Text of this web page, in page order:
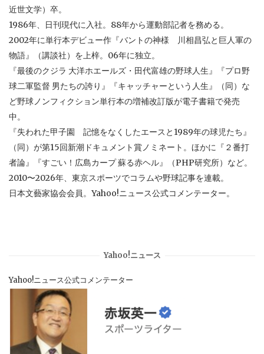
近世文学）卒。
1986年、日刊現代に入社。88年から運動部記者を務める。
2002年に単行本デビュー作『バントの神様 川相昌弘と巨人軍の
物語』（講談社）を上梓。06年に独立。
『最後のクジラ 大洋ホエールズ・田代富雄の野球人生』『プロ野
球二軍監督 男たちの誇り』『キャッチャーという人生』（同）な
ど野球ノンフィクション単行本の増補改訂版が電子書籍で発売
中。
『失われた甲子園 記憶をなくしたエースと1989年の球児たち』
（同）が第15回新潮ドキュメント賞ノミネート。ほかに『２番打
者論』『すごい！広島カープ 蘇る赤ヘル』（PHP研究所）など。
2010〜2026年、東京スポーツでコラムや野球記事を連載。
日本文藝家協会会員。Yahoo!ニュース公式コメンテーター。
Yahoo!ニュース
Yahoo!ニュース公式コメンテーター